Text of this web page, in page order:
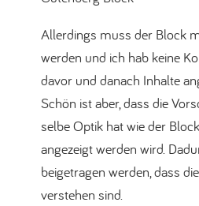
Allerdings muss der Block
werden und ich hab keine
davor und danach Inhalte
Schön ist aber, dass die
selbe Optik hat wie der
angezeigt werden wird.
beigetragen werden, dass
verstehen sind.